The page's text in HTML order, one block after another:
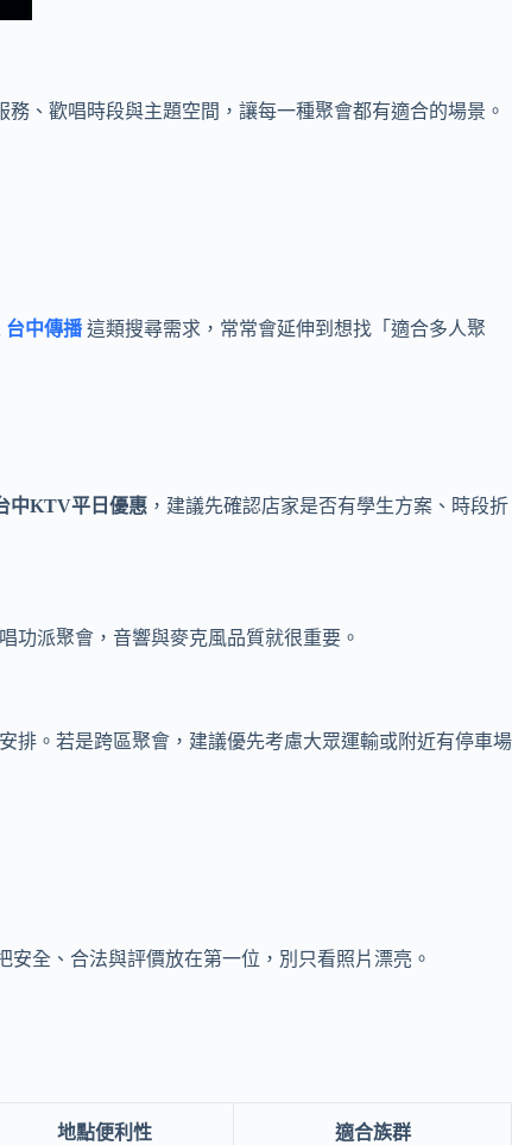
、歡唱時段與主題空間，讓每一種聚會都有適合的場景。
台中傳播 這類搜尋需求，常常會延伸到想找「適合多人聚
中KTV平日優惠 ，建議先確認店家是否有學生方案、時段折
功派聚會，音響與麥克風品質就很重要。
排。若是跨區聚會，建議優先考慮大眾運輸或附近有停車場
全、合法與評價放在第一位，別只看照片漂亮。
地點便利性 適合族群